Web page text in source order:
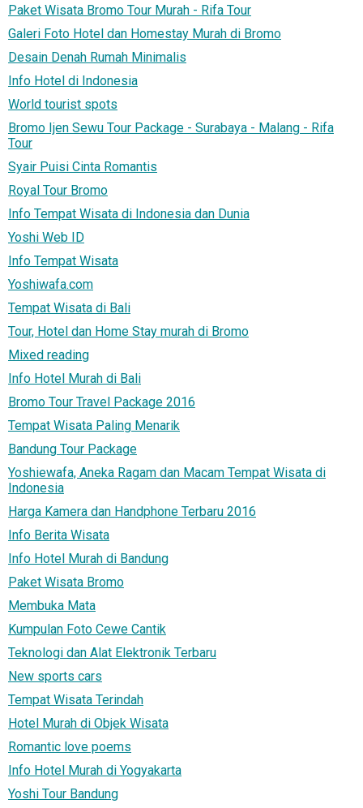
Paket Wisata Bromo Tour Murah - Rifa Tour
Galeri Foto Hotel dan Homestay Murah di Bromo
Desain Denah Rumah Minimalis
Info Hotel di Indonesia
World tourist spots
Bromo Ijen Sewu Tour Package - Surabaya - Malang - Rifa
Tour
Syair Puisi Cinta Romantis
Royal Tour Bromo
Info Tempat Wisata di Indonesia dan Dunia
Yoshi Web ID
Info Tempat Wisata
Yoshiwafa.com
Tempat Wisata di Bali
Tour, Hotel dan Home Stay murah di Bromo
Mixed reading
Info Hotel Murah di Bali
Bromo Tour Travel Package 2016
Tempat Wisata Paling Menarik
Bandung Tour Package
Yoshiewafa, Aneka Ragam dan Macam Tempat Wisata di
Indonesia
Harga Kamera dan Handphone Terbaru 2016
Info Berita Wisata
Info Hotel Murah di Bandung
Paket Wisata Bromo
Membuka Mata
Kumpulan Foto Cewe Cantik
Teknologi dan Alat Elektronik Terbaru
New sports cars
Tempat Wisata Terindah
Hotel Murah di Objek Wisata
Romantic love poems
Info Hotel Murah di Yogyakarta
Yoshi Tour Bandung